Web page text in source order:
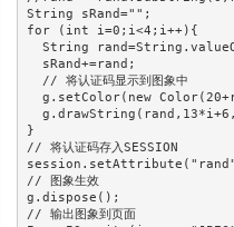
String sRand="";
for (int i=0;i<4;i++){
String
  sRand+=rand;
  // 将认证码显示到图象中
g.setColor(new
}
// 将认证码存入SESSION
// 图象生效
g.dispose();
// 输出图象到页面